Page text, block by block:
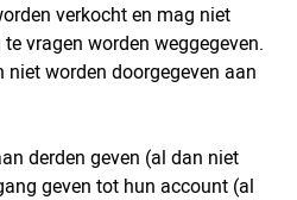
verkocht en mag niet
vragen worden weggegeven.
niet worden doorgegeven aan
derden geven (al dan niet
geven tot hun account (al